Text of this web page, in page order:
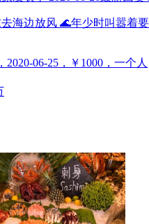
去海边放风 🌊年少时叫嚣着
，2020-06-25 ，￥1000 ，一个人